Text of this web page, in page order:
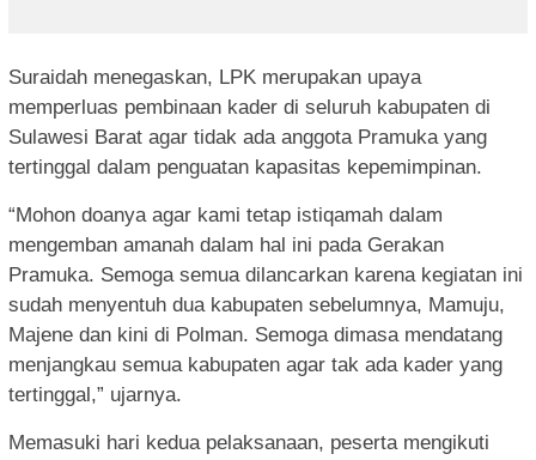
Suraidah menegaskan, LPK merupakan upaya
memperluas pembinaan kader di seluruh kabupaten di
Sulawesi Barat agar tidak ada anggota Pramuka yang
tertinggal dalam penguatan kapasitas kepemimpinan.
“Mohon doanya agar kami tetap istiqamah dalam
mengemban amanah dalam hal ini pada Gerakan
Pramuka. Semoga semua dilancarkan karena kegiatan ini
sudah menyentuh dua kabupaten sebelumnya, Mamuju,
Majene dan kini di Polman. Semoga dimasa mendatang
menjangkau semua kabupaten agar tak ada kader yang
tertinggal,” ujarnya.
Memasuki hari kedua pelaksanaan, peserta mengikuti